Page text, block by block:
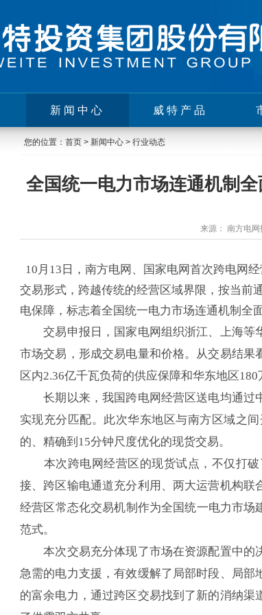
新闻中心 威特产品
您的位置： 首页 > 新闻中心 > 行业动态
全国统一电力市场连通机制
来源： 南方电
10月13日，南方电网、国家电网首次跨电网
交易形式，跨越传统的经营区域界限，按当前
电保障，标志着全国统一电力市场连通机制全
交易申报日，国家电网组织浙江、上海等
市场交易，形成交易电量和价格。从交易结
区内2.36亿千瓦负荷的供应保障和华东地区
长期以来，我国跨电网经营区送电均通过
实现充分匹配。此次华东地区与南方区域之
的、精确到15分钟尺度优化的现货交易。
本次跨电网经营区的现货试点，不仅打破
接、跨区输电通道充分利用、两大运营机构
经营区常态化交易机制作为全国统一电力市
范式。
本次交易充分体现了市场在资源配置中的
急需的电力支援，有效缓解了局部时段、局
的富余电力，通过跨区交易找到了新的消纳